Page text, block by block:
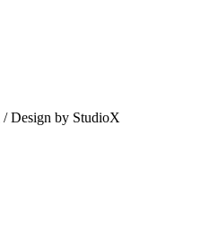
Design by StudioX